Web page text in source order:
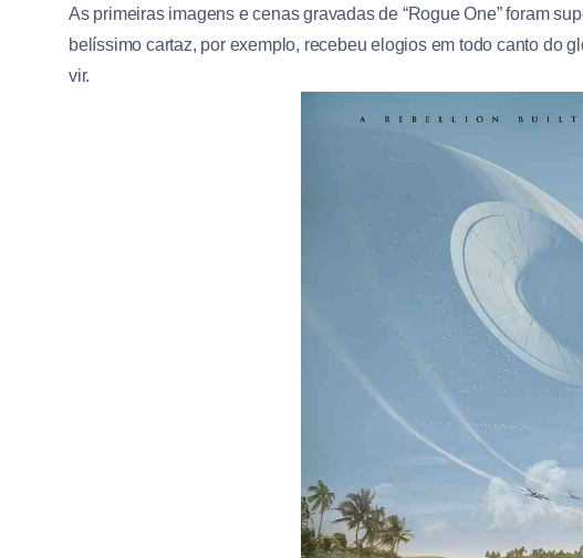
As primeiras imagens e cenas gravadas de “Rogue One” foram
belíssimo cartaz, por exemplo, recebeu elogios em todo canto do
vir.